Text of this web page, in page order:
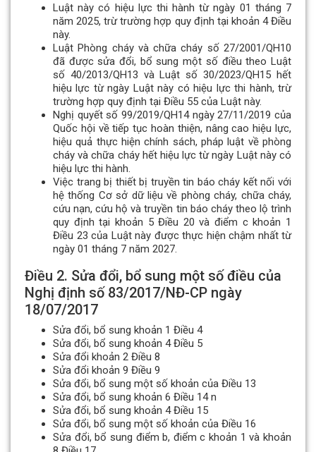
Luật này có hiệu lực thi hành từ ngày 01 tháng 7
năm 2025, trừ trường hợp quy định tại khoản 4 Điều
này.
Luật Phòng cháy và chữa cháy số 27/2001/QH10
đã được sửa đổi, bổ sung một số điều theo Luật
số 40/2013/QH13 và Luật số 30/2023/QH15 hết
hiệu lực từ ngày Luật này có hiệu lực thi hành, trừ
trường hợp quy định tại Điều 55 của Luật này.
Nghị quyết số 99/2019/QH14 ngày 27/11/2019 của
Quốc hội về tiếp tục hoàn thiện, nâng cao hiệu lực,
hiệu quả thực hiện chính sách, pháp luật về phòng
cháy và chữa cháy hết hiệu lực từ ngày Luật này có
hiệu lực thi hành.
Việc trang bị thiết bị truyền tin báo cháy kết nối với
hệ thống Cơ sở dữ liệu về phòng cháy, chữa cháy,
cứu nạn, cứu hộ và truyền tin báo cháy theo lộ trình
quy định tại khoản 5 Điều 20 và điểm c khoản 1
Điều 23 của Luật này được thực hiện chậm nhất từ
ngày 01 tháng 7 năm 2027.
Điều 2. Sửa đổi, bổ sung một số điều của
Nghị định số 83/2017/NĐ-CP ngày
18/07/2017
Sửa đổi, bổ sung khoản 1 Điều 4
Sửa đổi, bổ sung khoản 4 Điều 5
Sửa đổi khoản 2 Điều 8
Sửa đổi khoản 9 Điều 9
Sửa đổi, bổ sung một số khoản của Điều 13
Sửa đổi, bổ sung khoản 6 Điều 14 n
Sửa đổi, bổ sung khoản 4 Điều 15
Sửa đổi, bổ sung một số khoản của Điều 16
Sửa đổi, bổ sung điểm b, điểm c khoản 1 và khoản